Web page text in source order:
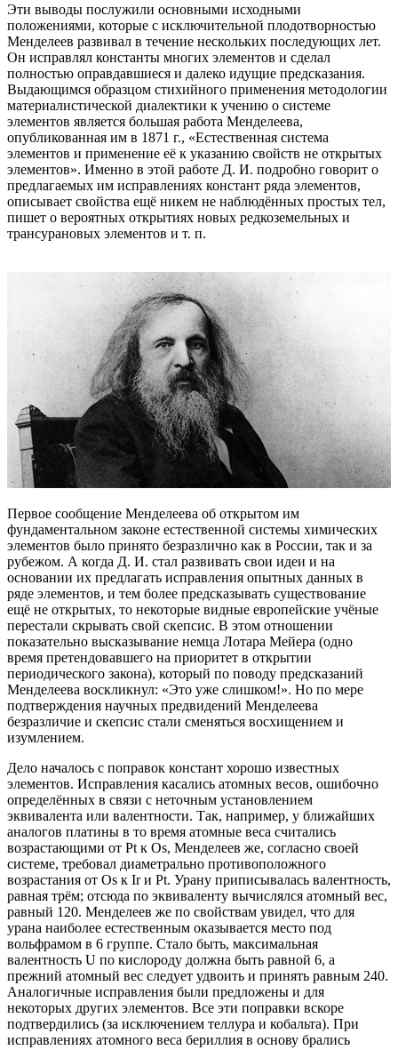
Эти выводы послужили основными исходными
положениями, которые с исключительной плодотворностью
Менделеев развивал в течение нескольких последующих лет.
Он исправлял константы многих элементов и сделал
полностью оправдавшиеся и далеко идущие предсказания.
Выдающимся образцом стихийного применения методологии
материалистической диалектики к учению о системе
элементов является большая работа Менделеева,
опубликованная им в 1871 г., «Естественная система
элементов и применение её к указанию свойств не открытых
элементов». Именно в этой работе Д. И. подробно говорит о
предлагаемых им исправлениях констант ряда элементов,
описывает свойства ещё никем не наблюдённых простых тел,
пишет о вероятных открытиях новых редкоземельных и
трансурановых элементов и т. п.
Первое сообщение Менделеева об открытом им
фундаментальном законе естественной системы химических
элементов было принято безразлично как в России, так и за
рубежом. А когда Д. И. стал развивать свои идеи и на
основании их предлагать исправления опытных данных в
ряде элементов, и тем более предсказывать существование
ещё не открытых, то некоторые видные европейские учёные
перестали скрывать свой скепсис. В этом отношении
показательно высказывание немца Лотара Мейера (одно
время претендовавшего на приоритет в открытии
периодического закона), который по поводу предсказаний
Менделеева воскликнул: «Это уже слишком!». Но по мере
подтверждения научных предвидений Менделеева
безразличие и скепсис стали сменяться восхищением и
изумлением.
Дело началось с поправок констант хорошо известных
элементов. Исправления касались атомных весов, ошибочно
определённых в связи с неточным установлением
эквивалента или валентности. Так, например, у ближайших
аналогов платины в то время атомные веса считались
возрастающими от Pt к Os, Менделеев же, согласно своей
системе, требовал диаметрально противоположного
возрастания от Os к Ir и Pt. Урану приписывалась валентность,
равная трём; отсюда по эквиваленту вычислялся атомный вес,
равный 120. Менделеев же по свойствам увидел, что для
урана наиболее естественным оказывается место под
вольфрамом в 6 группе. Стало быть, максимальная
валентность U по кислороду должна быть равной 6, а
прежний атомный вес следует удвоить и принять равным 240.
Аналогичные исправления были предложены и для
некоторых других элементов. Все эти поправки вскоре
подтвердились (за исключением теллура и кобальта). При
исправлениях атомного веса бериллия в основу брались